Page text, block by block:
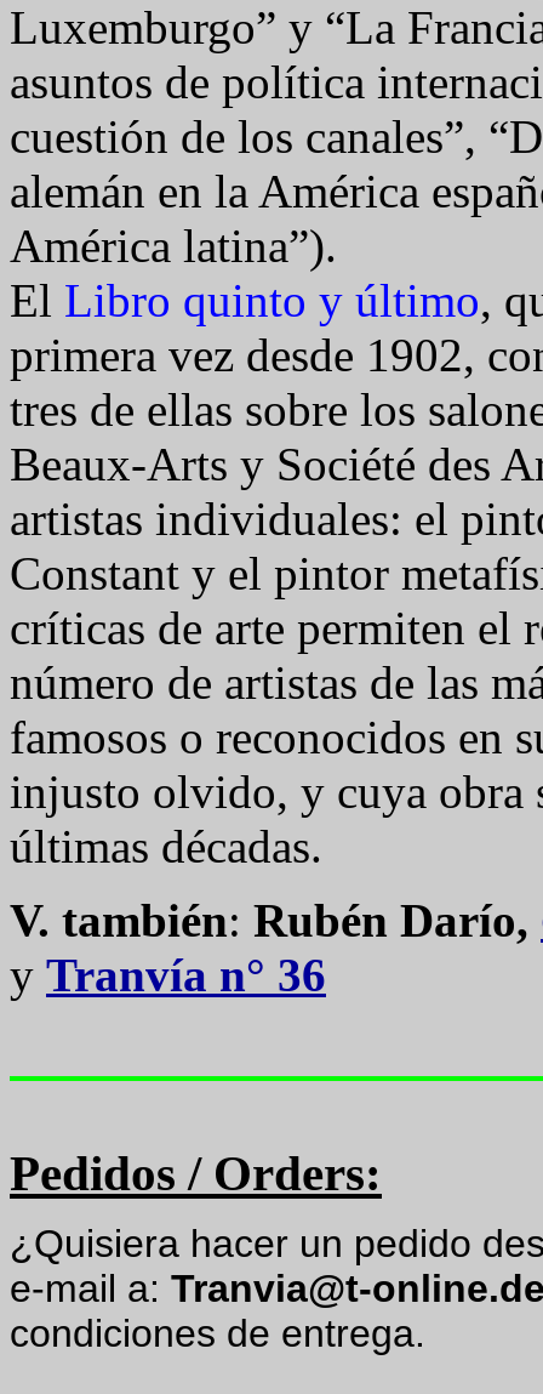
Luxemburgo” y “La
asuntos de política
cuestión de los canales”,
alemán en la América
América latina”).
El Libro quinto y último,
primera vez desde 1902,
tres de ellas sobre los
Beaux-Arts y Société des
artistas individuales: el
Constant y el pintor
críticas de arte permiten el
número de artistas de las
famosos o reconocidos en
injusto olvido, y cuya obra
últimas décadas.
V. también: Rubén Darío,
y Tranvía n° 36
Pedidos / Orders:
¿Quisiera hacer un pedido
e-mail a: Tranvia@t-
condiciones de entrega.